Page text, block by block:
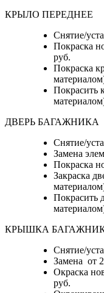
КРЫЛО ПЕРЕДНЕЕ
Снятие/
Покраска
руб.
Покраска
Покрасить
ДВЕРЬ БАГАЖНИКА
Снятие/
Замена
Покраска
Закраска
Покрасить
КРЫШКА
Снятие/
Замена от
Окраска
руб.